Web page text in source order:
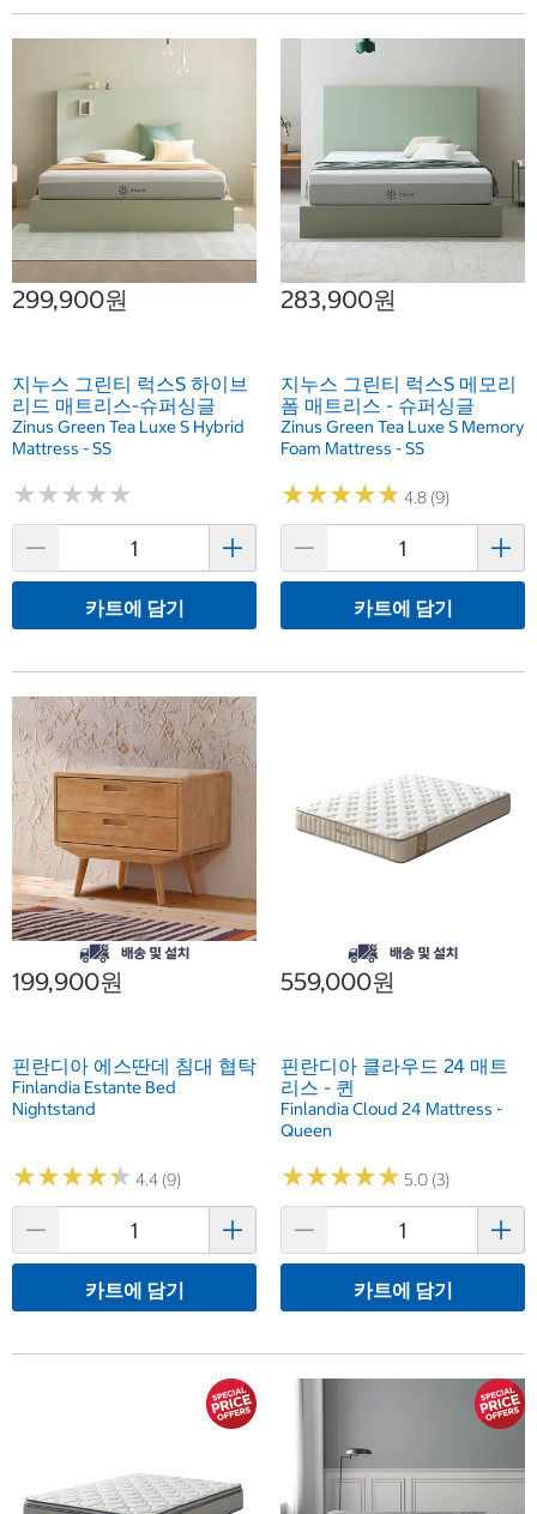
299,900원
지누스 그린티 럭스S 하이브
리드 매트리스-슈퍼싱글
Zinus Green Tea Luxe S Hybrid
Mattress - SS
★★★★★
★★★★★
카트에 담기
283,900원
지누스 그린티 럭스S 메모리
폼 매트리스 - 슈퍼싱글
Zinus Green Tea Luxe S Memory
Foam Mattress - SS
★★★★★
★★★★★ 4.8 (9)
카트에 담기
199,900원
핀란디아 에스딴데 침대 협탁
Finlandia Estante Bed
Nightstand
★★★★★
★★★★★ 4.4 (9)
카트에 담기
559,000원
핀란디아 클라우드 24 매트
리스 - 퀸
Finlandia Cloud 24 Mattress -
Queen
★★★★★
★★★★★ 5.0 (3)
카트에 담기